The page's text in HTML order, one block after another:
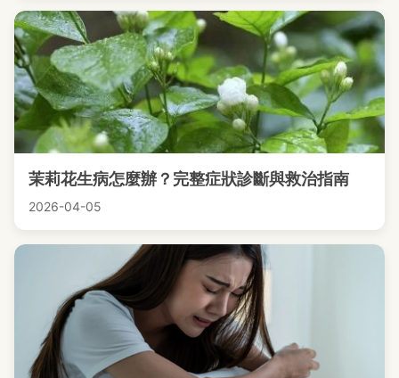
茉莉花生病怎麼辦？完整症狀診斷與救治指南
2026-04-05